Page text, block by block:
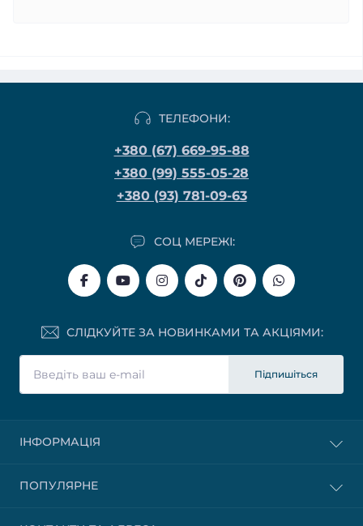
ТЕЛЕФОНИ:
+380 (67) 669-95-88
+380 (99) 555-05-28
+380 (93) 781-09-63
СОЦ МЕРЕЖІ:
СЛІДКУЙТЕ ЗА НОВИНКАМИ ТА АКЦІЯМИ:
Підпишіться
ІНФОРМАЦІЯ
ПОПУЛЯРНЕ